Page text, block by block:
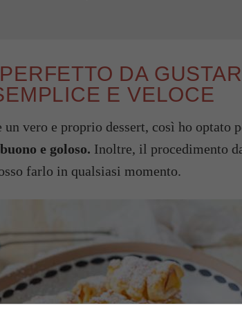
DA
E VELOCE
vero e proprio dessert, così ho optato
e goloso. Inoltre, il procedimento
farlo in qualsiasi momento.